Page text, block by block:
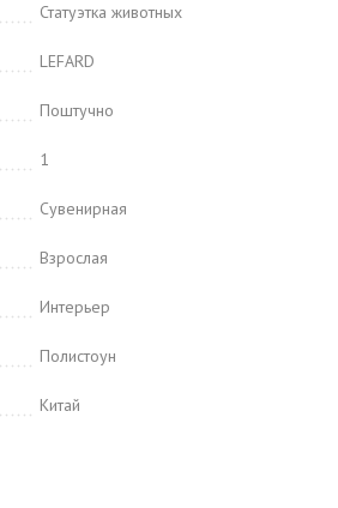
Статуэтка животных
LEFARD
Поштучно
1
Сувенирная
Взрослая
Интерьер
Полистоун
Китай